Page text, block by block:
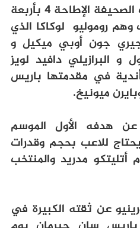
ومن المنتظر أيضا بحسب الصحيفة الإطاحة 4 بأربعة
روموليو لوكاكا الذي
جون أوبي ميكيل و
و البرازيلي دافيد لويز
في مقدمتها باريس
ميونيخ.
عن هدفه الأول الموسم
للاعب بحجم وقدرات
مدريد والمنتخب
عن ثقته الكبيرة في